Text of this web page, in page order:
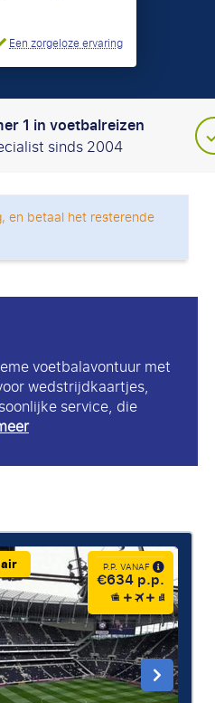
Een zorgeloze ervaring
1 in voetbalreizen
sinds 2004
en betaal het resterende
voetbalavontuur met
wedstrijdkaartjes,
service, die
P.P. VANAF
€634 p.p.